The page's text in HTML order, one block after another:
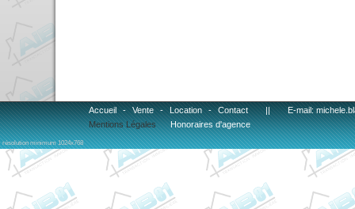
résolution minimum 1024x768
Mentions Légales Honoraires d'agence
Accueil - Vente - Location - Contact || E-mail: